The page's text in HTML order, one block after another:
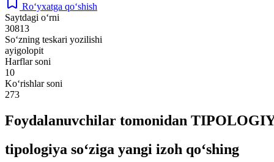
Ro‘yxatga qo‘shish
Saytdagi o‘rni
30813
So‘zning teskari yozilishi
ayigolopit
Harflar soni
10
Ko‘rishlar soni
273
Foydalanuvchilar tomonidan
tipologiya so‘ziga yangi izoh qo‘shing